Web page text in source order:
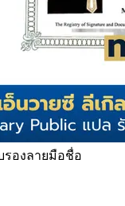
รองลายมือชื่อ